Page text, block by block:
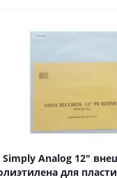
Simply Analog 12"
для